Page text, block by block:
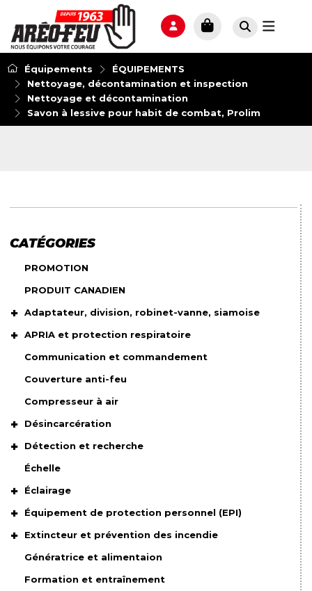
Équipements
ÉQUIPEMENTS
Nettoyage, décontamination et inspection
Nettoyage et décontamination
Savon à lessive pour habit de combat, Prolim
CATÉGORIES
PROMOTION
PRODUIT CANADIEN
Adaptateur, division, robinet-vanne, siamoise
APRIA et protection respiratoire
Communication et commandement
Couverture anti-feu
Compresseur à air
Désincarcération
Détection et recherche
Échelle
Éclairage
Équipement de protection personnel (EPI)
Extincteur et prévention des incendie
Génératrice et alimentaion
Formation et entraînement